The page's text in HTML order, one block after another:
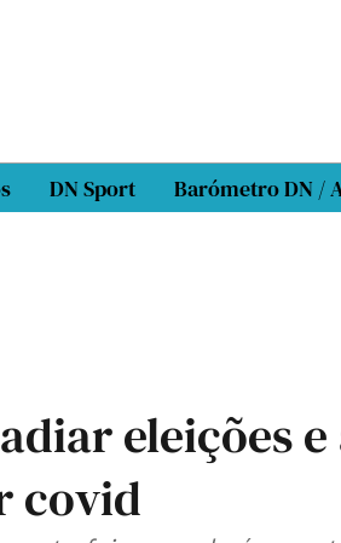
DN Sport Barómetro DN /
eleições
covid